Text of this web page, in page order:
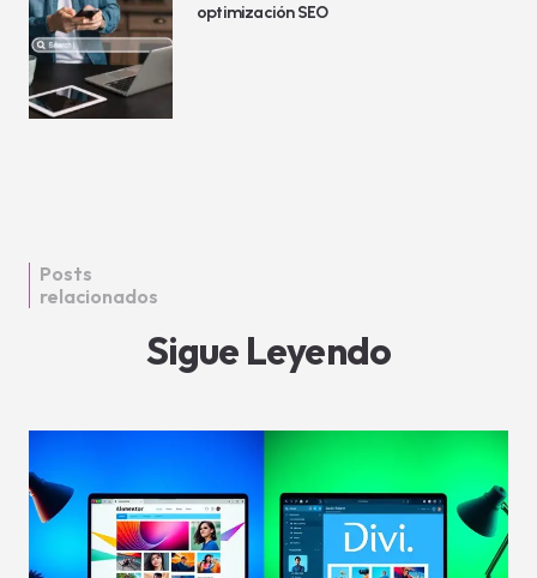
optimización SEO
Posts
relacionados
Sigue Leyendo